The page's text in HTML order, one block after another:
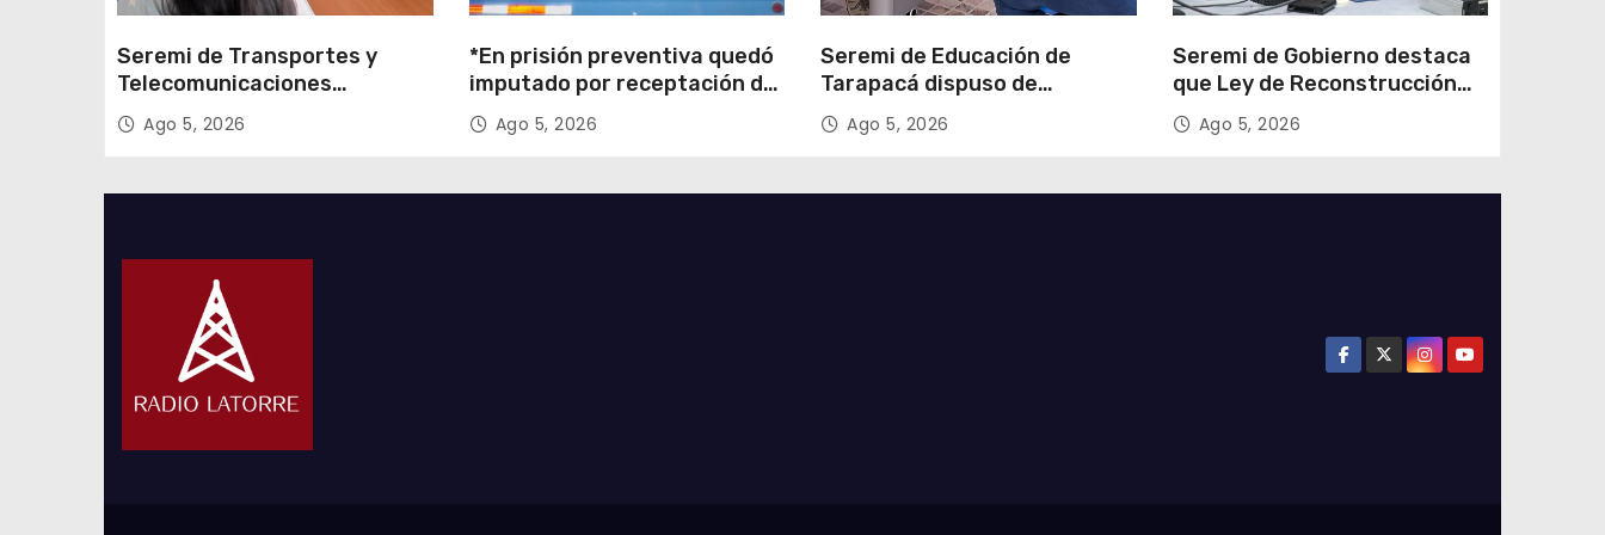
Seremi de Transportes y
Telecomunicaciones
encabezó primera mesa de
coordinación para el retiro de
Ago 5, 2026
*En prisión preventiva quedó
imputado por receptación de
cigarrillos avaluados en
$1.600 millones*
Ago 5, 2026
Seremi de Educación de
Tarapacá dispuso de
facilitadores para apoyar
proceso de Admisión Escolar
Ago 5, 2026
Seremi de Gobierno destaca
que Ley de Reconstrucción
Nacional impulsará la
inversión y el empleo en
Ago 5, 2026